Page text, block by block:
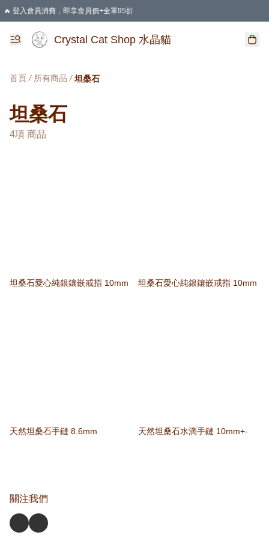
🔥 登入會員消費，即享會員價+全單95折
🛍️ 購物滿HKD 400 即享免運費優惠
Crystal Cat Shop 水晶貓
首頁 / 所有商品 / 坦桑石
坦桑石
4項 商品
坦桑石愛心純銀鑲嵌戒指 10mm 坦桑石愛心純銀鑲嵌戒指 10mm
天然坦桑石手鏈 8.6mm 天然坦桑石水滴手鏈 10mm+-
關注我們